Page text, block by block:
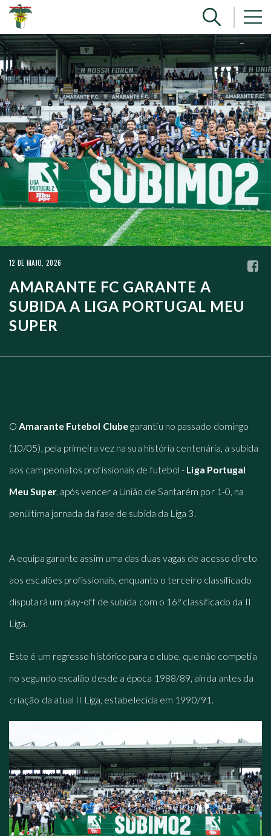
12 DE MAIO, 2026
AMARANTE FC GARANTE A
SUBIDA A LIGA PORTUGAL MEU
SUPER
O Amarante Futebol Clubegarantiu no passado domingo
(10/05), pela primeira vez na sua história centenária, a subida
aos campeonatos profissionais de futebol - Liga Portugal
Meu Super, após vencer a União de Santarém por 1-0, na
penúltima jornada da fase de subida da Liga 3.
A equipa garante assim uma das duas vagas de acesso direto
aos escalões profissionais, enquanto o terceiro classificado
disputará um play-off de subida com o 16.º classificado da II
Liga.
Este é um regresso histórico para o clube, que não competia
no segundo escalão desde a época 1988/89, ainda antes da
criação da atual II Liga, estabelecida em 1990/91.